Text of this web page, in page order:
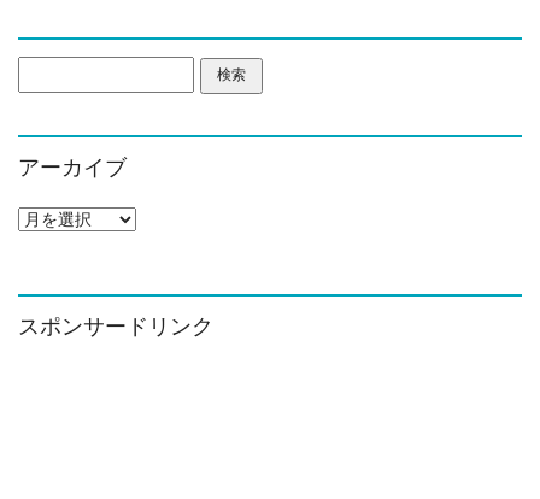
索:
アーカイブ
ア
イ
ブ
スポンサードリンク